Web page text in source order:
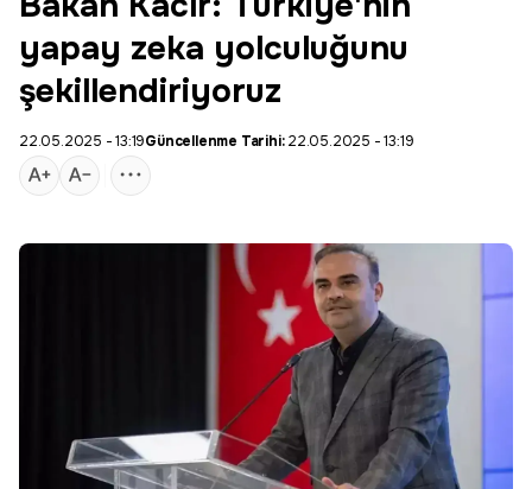
yapay zeka yolculuğunu
şekillendiriyoruz
22.05.2025 - 13:19Güncellenme Tarihi:22.05.2025 - 13:19